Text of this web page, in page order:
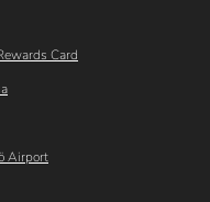
Card
Airport